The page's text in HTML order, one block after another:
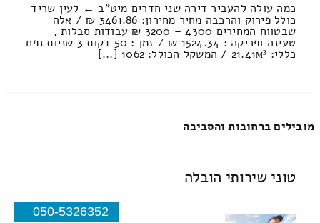
כמה עולה להעביר דירה שני חדרים מיט"ב ← לעין שריד
כולל פירוק והרכבה מחיר מחירון: 3461.86 ₪ / אלה
שבטווח המחירים 4300 – 3200 ₪ עבודות סבלות ,
טעינה ופריקה : 1524.34 ₪ / זמן : 50 דקות 3 שניות נפח
כללי: 21.41м³ / המשקל הכולל: 1062 [...]
מובילים ברחובות והסביבה
טוני שירותי הובלה
050-5326352